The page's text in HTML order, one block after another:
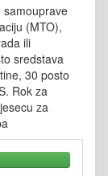
samouprave
(MTO),
ili
sredstava
30 posto
Rok za
za